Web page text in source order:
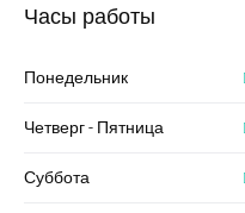
Часы работы
Понедельник
Четверг - Пятница
Суббота